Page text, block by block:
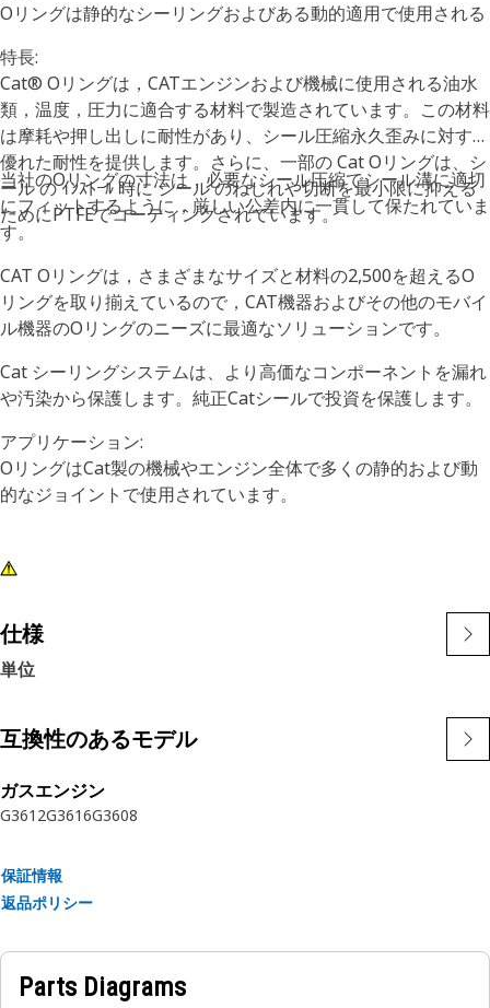
Oリングは静的なシーリングおよびある動的適用で使用される
特長:
Cat® Oリングは，CATエンジンおよび機械に使用される油水
類，温度，圧力に適合する材料で製造されています。この材料
は摩耗や押し出しに耐性があり、シール圧縮永久歪みに対する
優れた耐性を提供します。さらに、一部の Cat Oリングは、シ
ール の ｲﾝｽﾄｰﾙ 時に シール のねじれや切断を最小限に抑える
ためにPTFEでコーティングされています。
当社のOリングの寸法は，必要なシール圧縮でシール溝に適切
にフィットするように，厳しい公差内に一貫して保たれていま
す。
CAT Oリングは，さまざまなサイズと材料の2,500を超えるO
リングを取り揃えているので，CAT機器およびその他のモバイ
ル機器のOリングのニーズに最適なソリューションです。
Cat シーリングシステムは、より高価なコンポーネントを漏れ
や汚染から保護します。純正Catシールで投資を保護します。
アプリケーション:
OリングはCat製の機械やエンジン全体で多くの静的および動
的なジョイントで使用されています。
仕様
単位
互換性のあるモデル
ガスエンジン
G3612G3616G3608
保証情報
返品ポリシー
Parts Diagrams